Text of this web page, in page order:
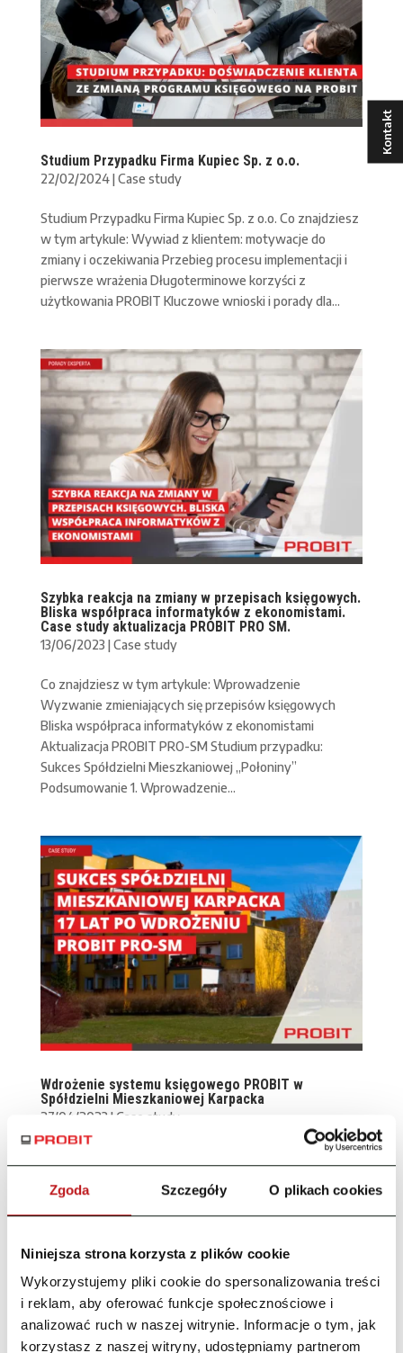
Zgoda Szczegóły O plikach cookies
Niniejsza strona korzysta z plików cookie
Wykorzystujemy pliki cookie do spersonalizowania treści
i reklam, aby oferować funkcje społecznościowe i
analizować ruch w naszej witrynie. Informacje o tym, jak
korzystasz z naszej witryny, udostępniamy partnerom
Studium Przypadku Firma Kupiec Sp. z o.o.
22/02/2024|Case study
Studium Przypadku Firma Kupiec Sp. z o.o. Co znajdziesz
w tym artykule: Wywiad z klientem: motywacje do
zmiany i oczekiwania Przebieg procesu implementacji i
pierwsze wrażenia Długoterminowe korzyści z
użytkowania PROBIT Kluczowe wnioski i porady dla...
Szybka reakcja na zmiany w przepisach księgowych.
Bliska współpraca informatyków z ekonomistami.
Case study aktualizacja PROBIT PRO SM.
13/06/2023 |Case study
Co znajdziesz w tym artykule: Wprowadzenie
Wyzwanie zmieniających się przepisów księgowych
Bliska współpraca informatyków z ekonomistami
Aktualizacja PROBIT PRO-SM Studium przypadku:
Sukces Spółdzielni Mieszkaniowej „Połoniny”
Podsumowanie 1. Wprowadzenie...
Wdrożenie systemu księgowego PROBIT w
Spółdzielni Mieszkaniowej Karpacka
27/04/2023| Case study
nieruchomościami Przedstawienie rozwiązania:
oprogramowanie PROBIT PRO-SM Charakterystyka
zdecydowano się na wdrożenie systemu PROBIT...
Kontakt